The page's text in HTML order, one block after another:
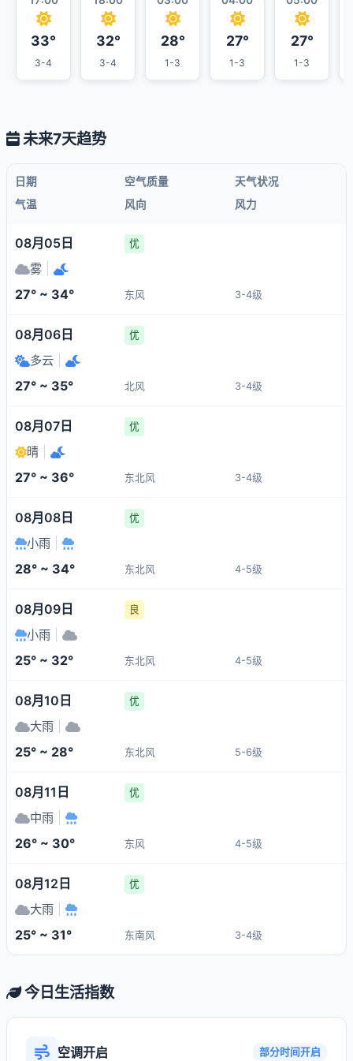
33°
3-4
32°
3-4
28°
1-3
27°
1-3
27°
1-3
未来7天趋势
日期 空气质量
天气状况
气温
风向 风力
08月05日 优
雾
27° ~ 34° 东风 3-4级
08月06日 优
多云
27° ~ 35° 北风 3-4级
08月07日 优
晴
27° ~ 36° 东北风 3-4级
08月08日 优
小雨
28° ~ 34° 东北风 4-5级
08月09日 良
小雨
25° ~ 32° 东北风 4-5级
08月10日 优
大雨
25° ~ 28° 东北风 5-6级
08月11日 优
中雨
26° ~ 30° 东风 4-5级
08月12日 优
大雨
25° ~ 31° 东南风 3-4级
今日生活指数
空调开启 部分时间开启